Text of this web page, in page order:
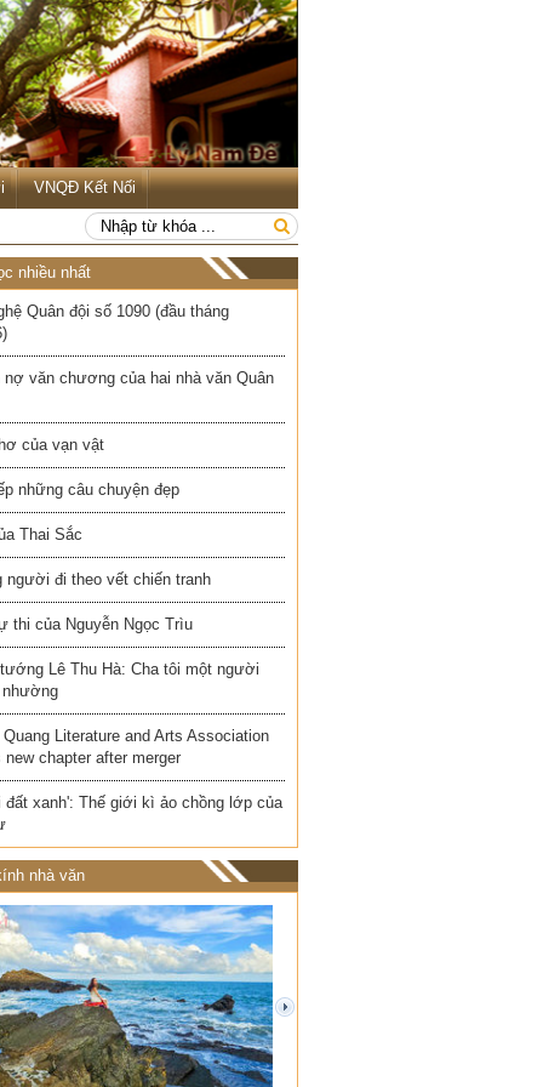
VNQĐ Kết Nối
nhiều nhất
Quân đội số 1090 (đầu tháng
nợ văn chương của hai nhà văn Quân
của vạn vật
những câu chuyện đẹp
Thai Sắc
người đi theo vết chiến tranh
thi của Nguyễn Ngọc Trìu
Lê Thu Hà: Cha tôi một người
nhường
Literature and Arts Association
new chapter after merger
đất xanh': Thế giới kì ảo chồng lớp của
nhà văn
next